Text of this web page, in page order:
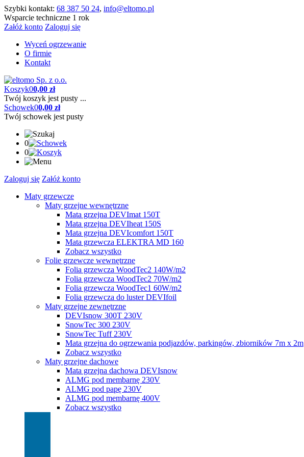
Szybki kontakt: 68 387 50 24, info@eltomo.pl
Wsparcie techniczne 1 rok
Załóż konto Zaloguj się
Wyceń ogrzewanie
O firmie
Kontakt
Koszyk00,00 zł
Twój koszyk jest pusty ...
Schowek00,00 zł
Twój schowek jest pusty
0
0
Zaloguj się Załóż konto
Maty grzewcze
Maty grzejne wewnętrzne
Mata grzejna DEVImat 150T
Mata grzejna DEVIheat 150S
Mata grzejna DEVIcomfort 150T
Mata grzewcza ELEKTRA MD 160
Zobacz wszystko
Folie grzewcze wewnętrzne
Folia grzewcza WoodTec2 140W/m2
Folia grzewcza WoodTec2 70W/m2
Folia grzewcza WoodTec1 60W/m2
Folia grzewcza do luster DEVIfoil
Maty grzejne zewnętrzne
DEVIsnow 300T 230V
SnowTec 300 230V
SnowTec Tuff 230V
Mata grzejna do ogrzewania podjazdów, parkingów, zbiorników 7m x 2m
Zobacz wszystko
Maty grzejne dachowe
Mata grzejna dachowa DEVIsnow
ALMG pod membarnę 230V
ALMG pod papę 230V
ALMG pod membarnę 400V
Zobacz wszystko